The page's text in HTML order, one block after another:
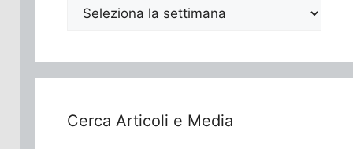
Cerca Articoli e Media